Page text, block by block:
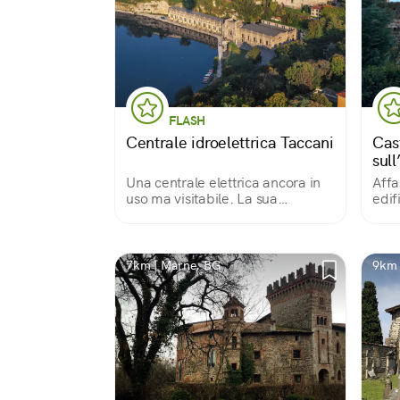
FLASH
Centrale idroelettrica Taccani
Una centrale elettrica ancora in
uso ma visitabile. La sua
di un palazzo reale che si
specchia nel fiume
7km | Marne, BG 9km